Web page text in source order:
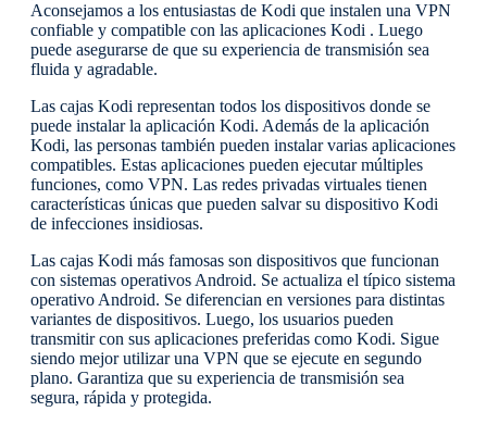
Aconsejamos a los entusiastas de Kodi que instalen una VPN
confiable y compatible con las aplicaciones Kodi . Luego
puede asegurarse de que su experiencia de transmisión sea
fluida y agradable.
Las cajas Kodi representan todos los dispositivos donde se
puede instalar la aplicación Kodi. Además de la aplicación
Kodi, las personas también pueden instalar varias aplicaciones
compatibles. Estas aplicaciones pueden ejecutar múltiples
funciones, como VPN. Las redes privadas virtuales tienen
características únicas que pueden salvar su dispositivo Kodi
de infecciones insidiosas.
Las cajas Kodi más famosas son dispositivos que funcionan
con sistemas operativos Android. Se actualiza el típico sistema
operativo Android. Se diferencian en versiones para distintas
variantes de dispositivos. Luego, los usuarios pueden
transmitir con sus aplicaciones preferidas como Kodi. Sigue
siendo mejor utilizar una VPN que se ejecute en segundo
plano. Garantiza que su experiencia de transmisión sea
segura, rápida y protegida.